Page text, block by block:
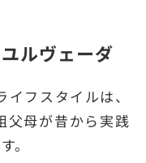
ルヴェーダ
フスタイルは、
父母が昔から実践
。